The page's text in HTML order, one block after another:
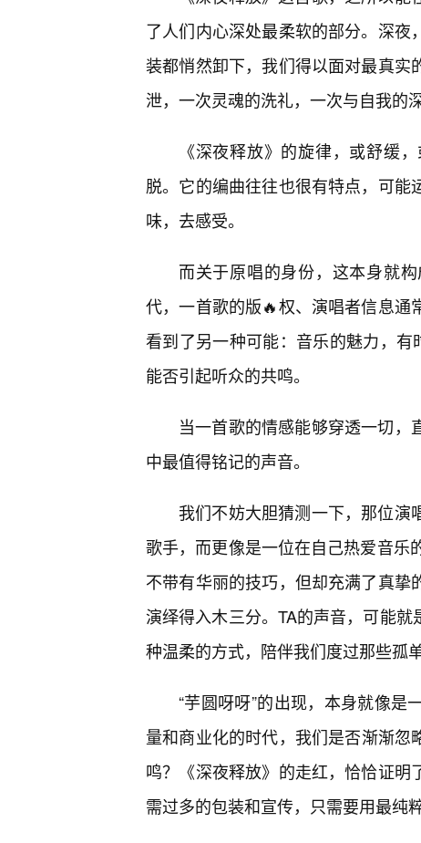
了人们内心深处最柔软的部分。深
装都悄然卸下，我们得以面对最真
泄，一次灵魂的洗礼，一次与自我的
《深夜释放》的旋律，或舒缓
脱。它的编曲往往也很有特点，可
味，去感受。
而关于原唱的身份，这本身就
代，一首歌的版🔥权、演唱者信息通
看到了另一种可能：音乐的魅力，有
能否引起听众的共鸣。
当一首歌的情感能够穿透一切
中最值得铭记的声音。
我们不妨大胆猜测一下，那位演
歌手，而更像是一位在自己热爱音乐
不带有华丽的技巧，但却充满了真
演绎得入木三分。TA的声音，可能
种温柔的方式，陪伴我们度过那些孤
“芋圆呀呀”的出现，本身就像
量和商业化的时代，我们是否渐渐
鸣？《深夜释放》的走红，恰恰证
需过多的包装和宣传，只需要用最纯